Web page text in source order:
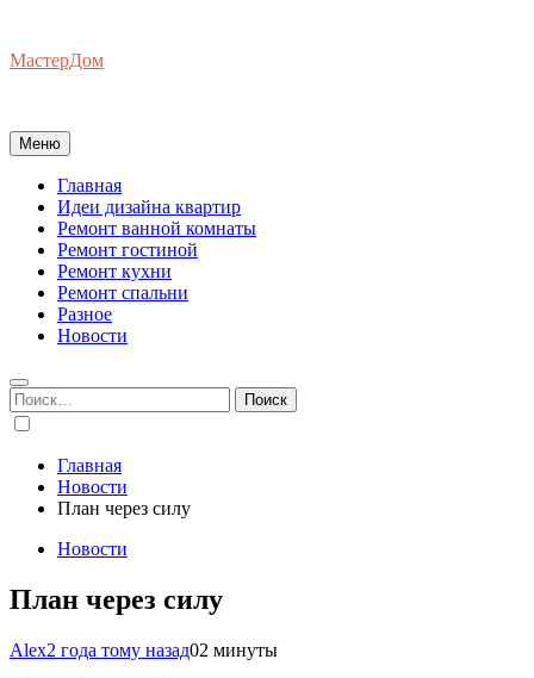
содержимому
МастерДом
Меню
Главная
Идеи дизайна квартир
Ремонт ванной комнаты
Ремонт гостиной
Ремонт кухни
Ремонт спальни
Разное
Новости
Найти:
Главная
Новости
План через силу
Новости
План через силу
Alex2 года тому назад02 минуты